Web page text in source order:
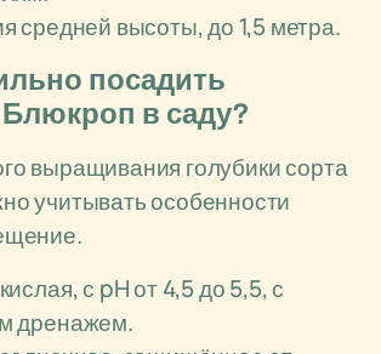
средней высоты, до 1,5 метра.
посадить
Блюкроп в саду?
выращивания голубики сорта
учитывать особенности
кислая, с pH от 4,5 до 5,5, с
дренажем.